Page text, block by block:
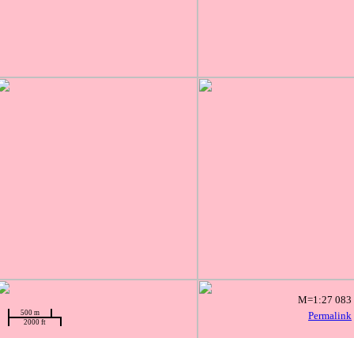
Permalink
500 m
2000 ft
M=1:27 083